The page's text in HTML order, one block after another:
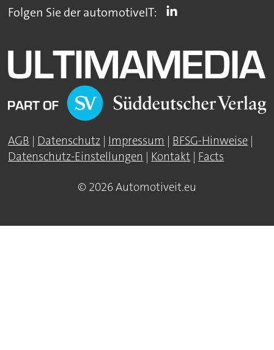
Folgen Sie der automotiveIT:
AGB | Datenschutz | Impressum | BFSG-Hinweise |
Datenschutz-Einstellungen | Kontakt | Facts
© 2026 Automotiveit.eu